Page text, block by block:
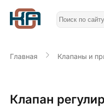
Главная Клапаны и
Клапан